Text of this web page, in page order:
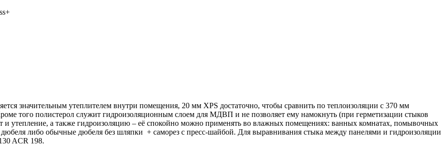
значительным утеплителем внутри помещения, 20 мм XPS достаточно, чтобы сравнить по теплоизоляции с 370 мм
того полистерол служит гидроизоляционным слоем для МДВП и не позволяет ему намокнуть (при герметизации стыков
и утепление, а также гидроизоляцию – её спокойно можно применять во влажных помещениях: ванных комнатах, помывочных
либо обычные дюбеля без шляпки + саморез с пресс-шайбой. Для выравнивания стыка между панелями и гидроизоляции
ACR 198.